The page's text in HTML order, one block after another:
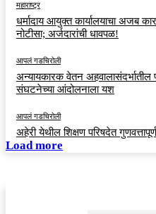
महाराष्ट्र
धर्मादाय आयुक्त कार्यालयाचा अजब
नोटीसा; अर्जदारांची धावपळ!
आपलं गडचिरोली
अन्यायकारक वेतन अहवालासंदर्भातील
संघटनेच्या आंदोलनाला यश
आपलं गडचिरोली
अहेरी येथील शिक्षण परिषदेत गुणवत्तापूर्ण
Load more